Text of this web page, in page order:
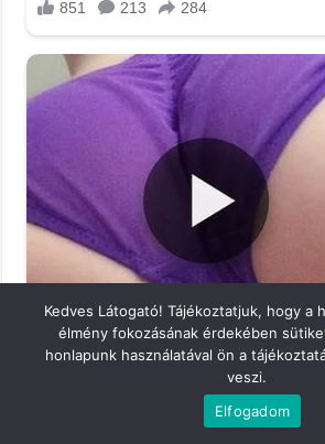
Kedves Látogató! Tájékoztatjuk, hogy a
élmény fokozásának érdekében
honlapunk használatával ön a
veszi.
Elfogadom